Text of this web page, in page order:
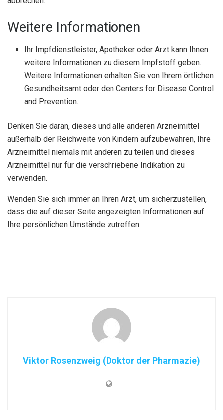
Weitere Informationen
Ihr Impfdienstleister, Apotheker oder Arzt kann Ihnen
weitere Informationen zu diesem Impfstoff geben.
Weitere Informationen erhalten Sie von Ihrem örtlichen
Gesundheitsamt oder den Centers for Disease Control
and Prevention.
Denken Sie daran, dieses und alle anderen Arzneimittel
außerhalb der Reichweite von Kindern aufzubewahren, Ihre
Arzneimittel niemals mit anderen zu teilen und dieses
Arzneimittel nur für die verschriebene Indikation zu
verwenden.
Wenden Sie sich immer an Ihren Arzt, um sicherzustellen,
dass die auf dieser Seite angezeigten Informationen auf
Ihre persönlichen Umstände zutreffen.
Viktor Rosenzweig (Doktor der Pharmazie)